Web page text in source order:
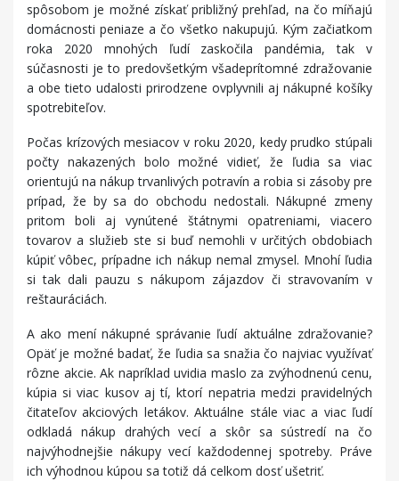
spôsobom je možné získať približný prehľad, na čo míňajú
domácnosti peniaze a čo všetko nakupujú. Kým začiatkom
roka 2020 mnohých ľudí zaskočila pandémia, tak v
súčasnosti je to predovšetkým všadeprítomné zdražovanie
a obe tieto udalosti prirodzene ovplyvnili aj nákupné košíky
spotrebiteľov.
Počas krízových mesiacov v roku 2020, kedy prudko stúpali
počty nakazených bolo možné vidieť, že ľudia sa viac
orientujú na nákup trvanlivých potravín a robia si zásoby pre
prípad, že by sa do obchodu nedostali. Nákupné zmeny
pritom boli aj vynútené štátnymi opatreniami, viacero
tovarov a služieb ste si buď nemohli v určitých obdobiach
kúpiť vôbec, prípadne ich nákup nemal zmysel. Mnohí ľudia
si tak dali pauzu s nákupom zájazdov či stravovaním v
reštauráciách.
A ako mení nákupné správanie ľudí aktuálne zdražovanie?
Opäť je možné badať, že ľudia sa snažia čo najviac využívať
rôzne akcie. Ak napríklad uvidia maslo za zvýhodnenú cenu,
kúpia si viac kusov aj tí, ktorí nepatria medzi pravidelných
čitateľov akciových letákov. Aktuálne stále viac a viac ľudí
odkladá nákup drahých vecí a skôr sa sústredí na čo
najvýhodnejšie nákupy vecí každodennej spotreby. Práve
ich výhodnou kúpou sa totiž dá celkom dosť ušetriť.